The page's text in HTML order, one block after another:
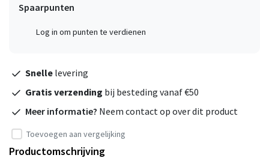
Spaarpunten
Log in om punten te verdienen
Snelle levering
Gratis verzending bij besteding vanaf €50
Meer informatie? Neem contact op over dit product
Toevoegen aan vergelijking
Productomschrijving